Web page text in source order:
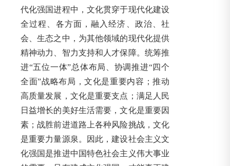
代化强国进程中，文化贯穿于现代化建设
全过程、各方面，融入经济、政治、社
会、生态之中，为其他领域的现代化提供
精神动力、智力支持和人才保障。统筹推
进“五位一体”总体布局、协调推进“四个
全面”战略布局，文化是重要内容；推动
高质量发展，文化是重要支点；满足人民
日益增长的美好生活需要，文化是重要因
素；战胜前进道路上各种风险挑战，文化
是重要力量源泉。因此，建设社会主义文
化强国是推进中国特色社会主义伟大事业